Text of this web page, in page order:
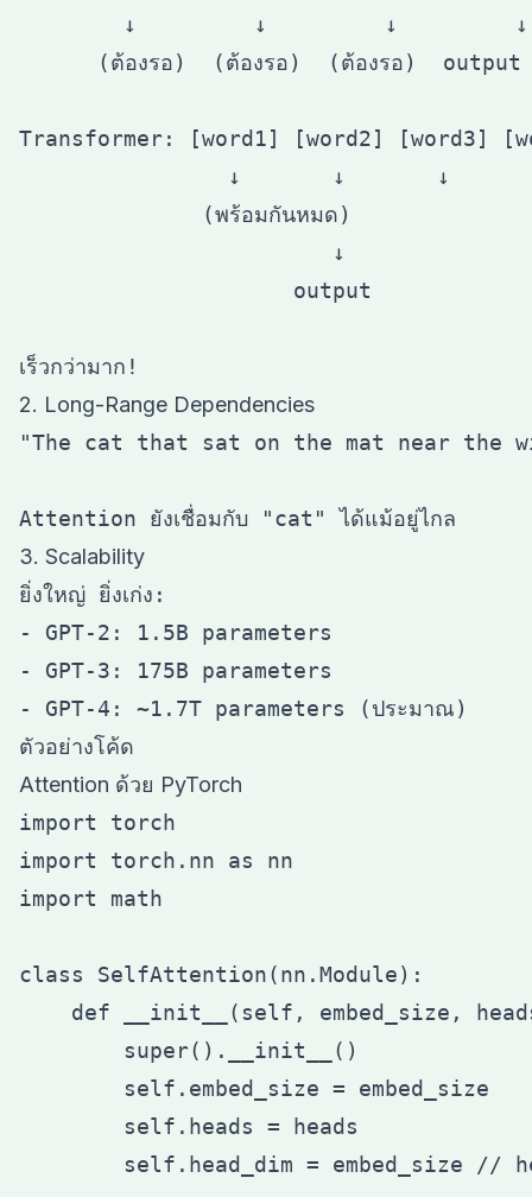
        ↓         ↓         ↓         ↓
      (ต้องรอ)  (ต้องรอ)  (ต้องรอ)  output
Transformer: [word1] [word2] [word3]
↓       ↓       ↓
              (พร้อมกันหมด)
                        ↓
                     output
2. Long-Range Dependencies
"The cat that sat on the mat near the
3. Scalability
ยิ่งใหญ่ ยิ่งเก่ง:
- GPT-2: 1.5B parameters
- GPT-3: 175B parameters
ตัวอย่างโค้ด
Attention ด้วย PyTorch
import torch
import torch.nn as nn
import math
class SelfAttention(nn.Module):
def __init__(self, embed_size,
        super().__init__()
        self.embed_size = embed_size
        self.heads = heads
self.head_dim = embed_size //